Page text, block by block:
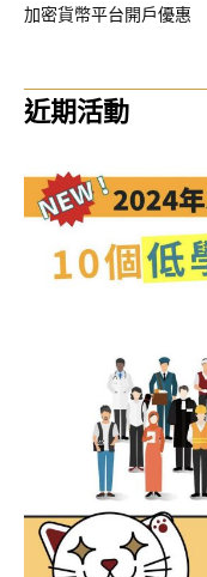
加密貨幣平台開戶優惠
近期活動